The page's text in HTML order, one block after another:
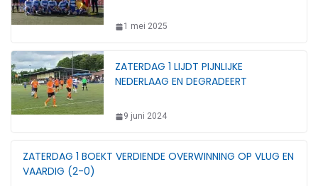
1 mei 2025
ZATERDAG 1 LIJDT PIJNLIJKE
NEDERLAAG EN DEGRADEERT
9 juni 2024
ZATERDAG 1 BOEKT VERDIENDE OVERWINNING OP VLUG EN
VAARDIG (2-0)